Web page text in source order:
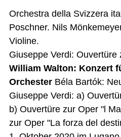
Orchestra della Svizzera
Poschner. Nils
Violine.
Giuseppe Verdi: Ouvertüre
William Walton: Konzert
Orchester Béla Bartók:
Giuseppe Verdi: a)
b) Ouvertüre zur Oper "l
zur Oper "La forza del